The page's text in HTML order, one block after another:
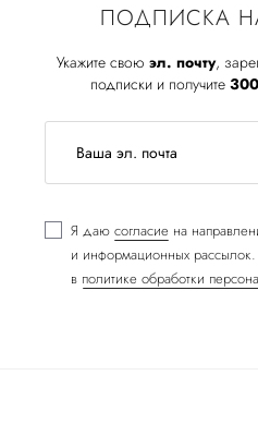
ПОДПИСКА
Укажите свою эл. почту,
подписки и получите
Я даю согласие на
и информационных
в политике обработки